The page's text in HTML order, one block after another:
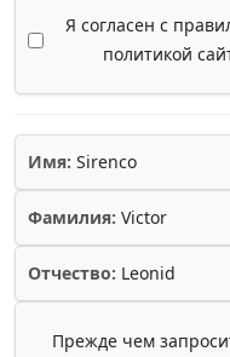
Я согласен с
политикой
Имя: Sirenco
Фамилия: Victor
Отчество: Leonid
Прежде чем